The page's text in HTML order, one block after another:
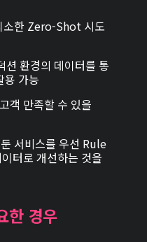
소한 Zero-Shot 시도
션 환경의 데이터를 통
가능
객 만족할 수 있을
서비스를 우선 Rule
터로 개선하는 것을
한 경우